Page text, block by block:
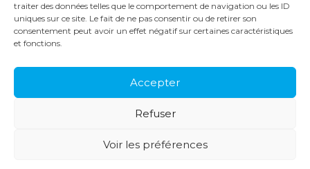
traiter des données telles que le comportement de navigation ou les ID
uniques sur ce site. Le fait de ne pas consentir ou de retirer son
consentement peut avoir un effet négatif sur certaines caractéristiques
et fonctions.
Accepter
Refuser
Voir les préférences
Principale
NOS SOLUTIONS
ACTUALITÉS
RECRUTEMENT
CONTACT
MENTIONS LÉGALES